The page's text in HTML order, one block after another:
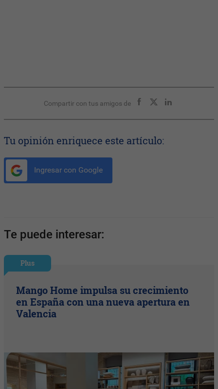
Compartir con tus amigos de
Tu opinión enriquece este artículo:
Ingresar con Google
Te puede interesar:
Plus
Mango Home impulsa su crecimiento
en España con una nueva apertura en
Valencia